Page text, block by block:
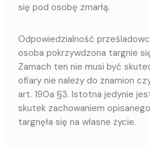
się pod osobę zmarłą.
Odpowiedzialność
osoba pokrzywdzona targnie
Zamach ten nie musi być
ofiary nie należy do znamion
art. 190a §3. Istotna jedynie
skutek zachowaniem
targnęła się na własne życie.